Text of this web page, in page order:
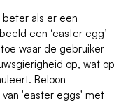
beter als er een
een ‘easter egg’
waar de gebruiker
op, wat op
Beloon
van 'easter eggs' met